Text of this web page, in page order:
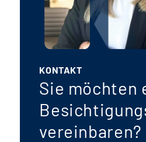
KONTAKT
Sie möchten
vereinbaren?